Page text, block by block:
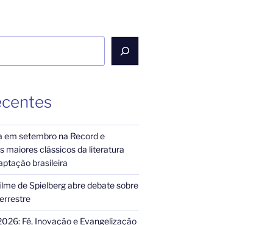
em setembro na Record e
maiores clássicos da literatura
brasileira
de Spielberg abre debate sobre
Fé, Inovação e Evangelização